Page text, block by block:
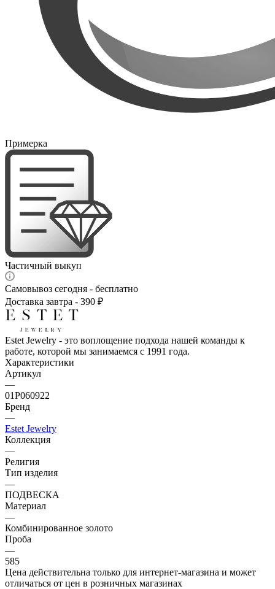
Примерка
Частичный выкуп
Самовывоз сегодня - бесплатно
Доставка завтра - 390 ₽
Estet Jewelry - это воплощение подхода нашей команды к
работе, которой мы занимаемся с 1991 года.
Характеристики
Артикул
—
01Р060922
Бренд
—
Estet Jewelry
Коллекция
—
Религия
Тип изделия
—
ПОДВЕСКА
Материал
—
Комбинированное золото
Проба
—
585
Цена действительна только для интернет-магазина и может
отличаться от цен в розничных магазинах